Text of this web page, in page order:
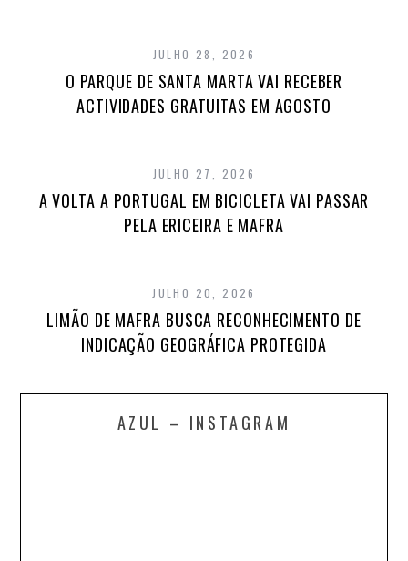
JULHO 28, 2026
O PARQUE DE SANTA MARTA VAI RECEBER
ACTIVIDADES GRATUITAS EM AGOSTO
JULHO 27, 2026
A VOLTA A PORTUGAL EM BICICLETA VAI PASSAR
PELA ERICEIRA E MAFRA
JULHO 20, 2026
LIMÃO DE MAFRA BUSCA RECONHECIMENTO DE
INDICAÇÃO GEOGRÁFICA PROTEGIDA
AZUL – INSTAGRAM